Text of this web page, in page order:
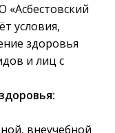
условия,
здоровья
и лиц с
внеучебной